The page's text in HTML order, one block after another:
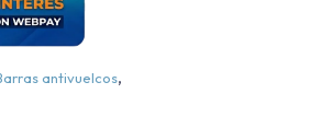
antivuelcos,